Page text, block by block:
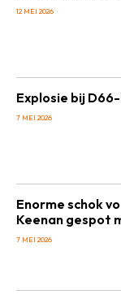
12 MEI 2026
Explosie bij
7 MEI 2026
Enorme schok
Keenan gespot
7 MEI 2026